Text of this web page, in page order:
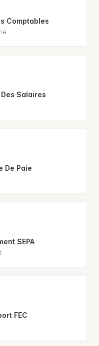
Comptables
Salaires
De Paie
SEPA
FEC